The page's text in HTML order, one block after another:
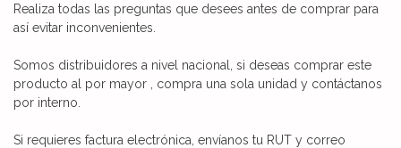
Realiza todas las preguntas que desees antes de comprar para
así evitar inconvenientes.
Somos distribuidores a nivel nacional, si deseas comprar este
producto al por mayor , compra una sola unidad y contáctanos
por interno.
Si requieres factura electrónica, envíanos tu RUT y correo